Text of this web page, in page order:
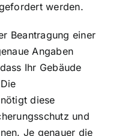
werden.
Beantragung einer
Angaben
Ihr Gebäude
diese
und
Je genauer die